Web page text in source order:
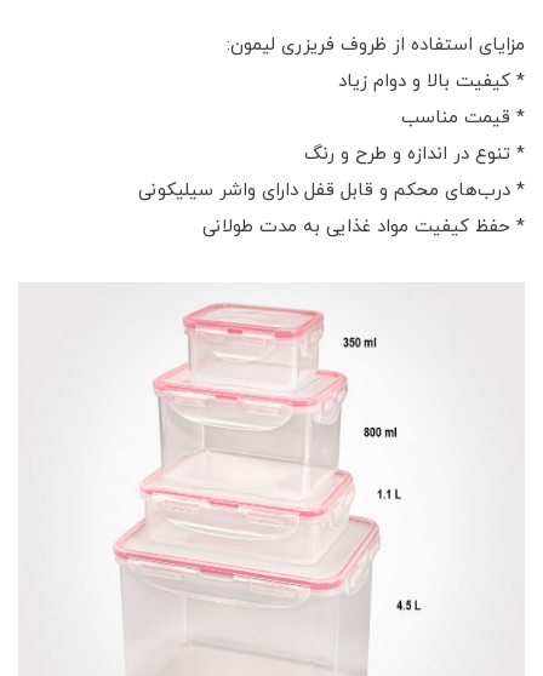
مزایای استفاده از ظروف فریزری لیمون:
* کیفیت بالا و دوام زیاد
* قیمت مناسب
* تنوع در اندازه و طرح و رنگ
* درب‌های محکم و قابل قفل دارای واشر سیلیکونی
* حفظ کیفیت مواد غذایی به مدت طولانی